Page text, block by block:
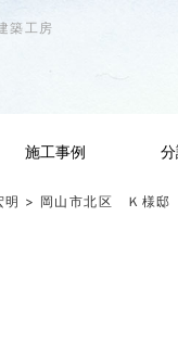
築工房
施工事例
明 > 岡山市北区 Ｋ様邸